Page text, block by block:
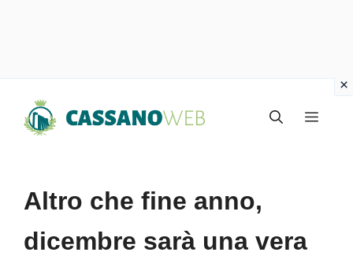
Menu
Altro che fine anno,
dicembre sarà una vera